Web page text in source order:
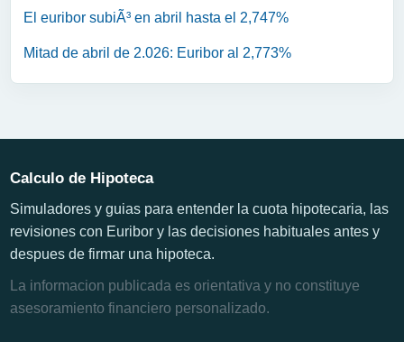
El euribor subiÃ³ en abril hasta el 2,747%
Mitad de abril de 2.026: Euribor al 2,773%
Calculo de Hipoteca
Simuladores y guias para entender la cuota hipotecaria, las
revisiones con Euribor y las decisiones habituales antes y
despues de firmar una hipoteca.
La informacion publicada es orientativa y no constituye
asesoramiento financiero personalizado.